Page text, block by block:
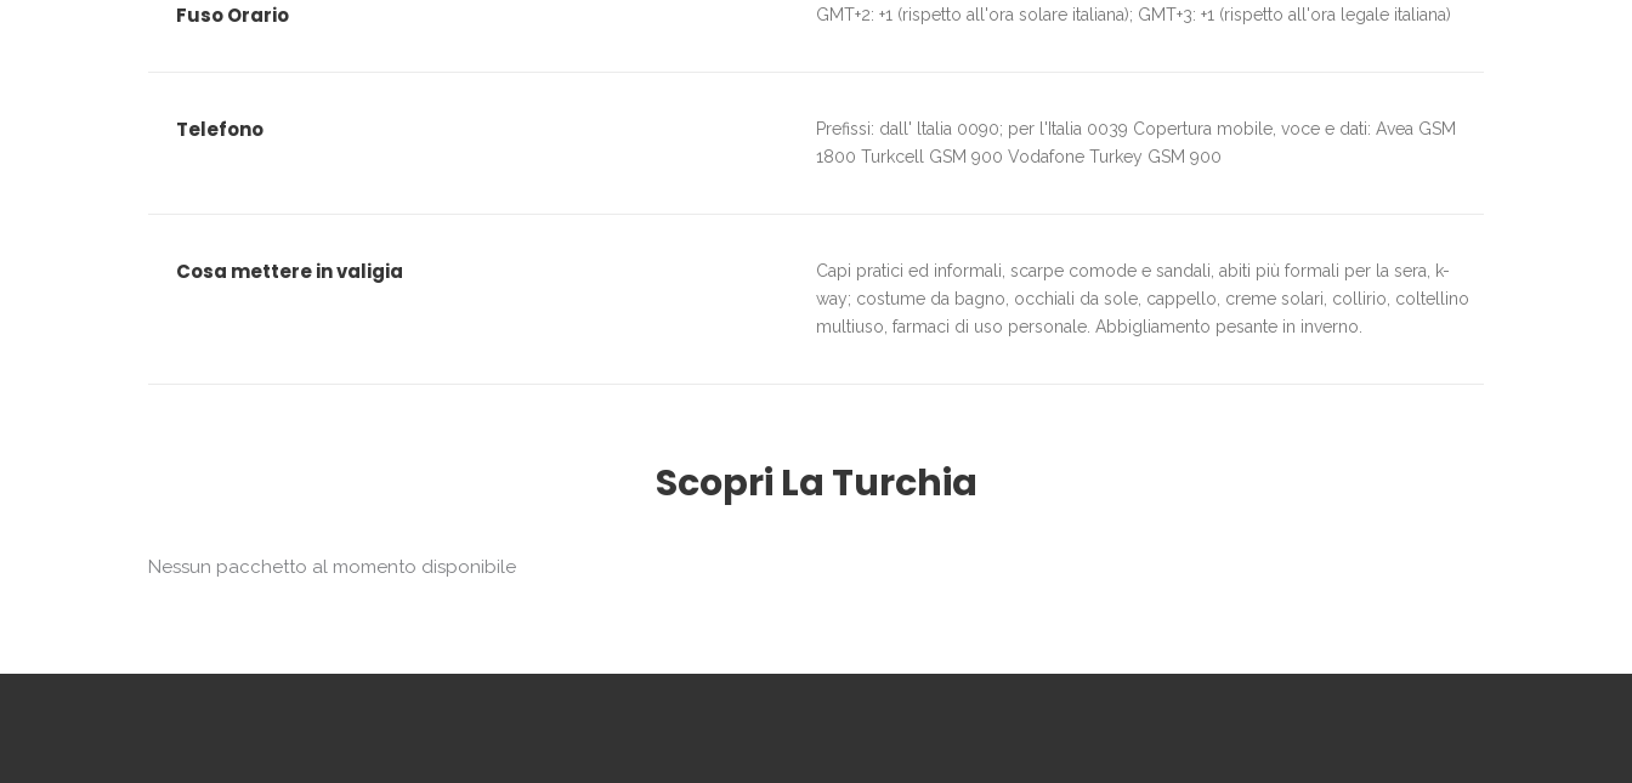
Fuso Orario GMT+2: +1 (rispetto all'ora solare italiana); GMT+3: +1 (rispetto all'ora legale italiana)
Telefono
Prefissi: dall' ltalia 0090; per l'Italia 0039 Copertura mobile, voce e dati: Avea GSM
1800 Turkcell GSM 900 Vodafone Turkey GSM 900
Cosa mettere in valigia
Capi pratici ed informali, scarpe comode e sandali, abiti più formali per la sera, k-
way; costume da bagno, occhiali da sole, cappello, creme solari, collirio, coltellino
multiuso, farmaci di uso personale. Abbigliamento pesante in inverno.
Scopri La Turchia
Nessun pacchetto al momento disponibile